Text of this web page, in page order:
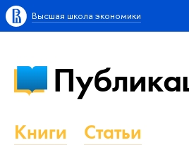
Высшая школа экономики
Книги
Статьи